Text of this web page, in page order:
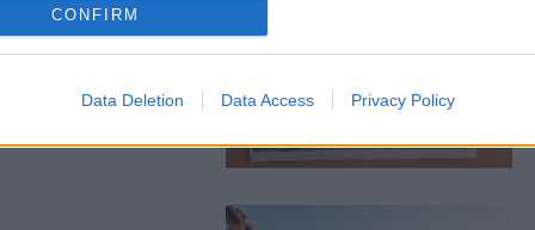
CONFIRM
Data Deletion Data Access Privacy Policy
του σήμερα
Σύλλογο Μυτιλήνης